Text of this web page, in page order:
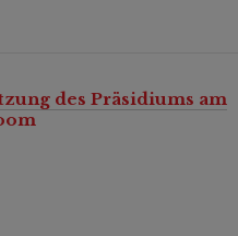
des Präsidiums am